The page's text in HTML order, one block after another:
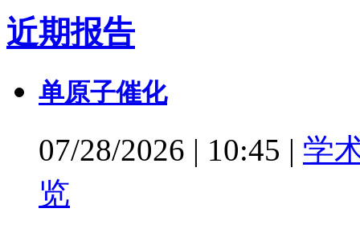
近期报告
单原子催化
07/28/2026 | 10:45 | 学
览